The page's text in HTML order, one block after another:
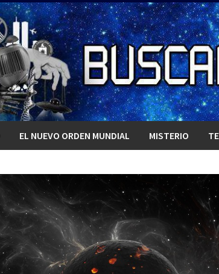
EL NUEVO ORDEN MUNDIAL MISTERIO